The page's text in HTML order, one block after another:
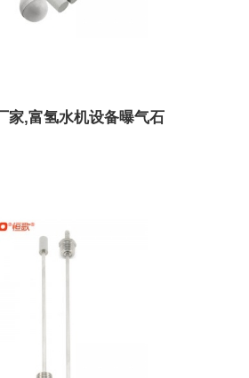
家,富氢水机设备曝气石